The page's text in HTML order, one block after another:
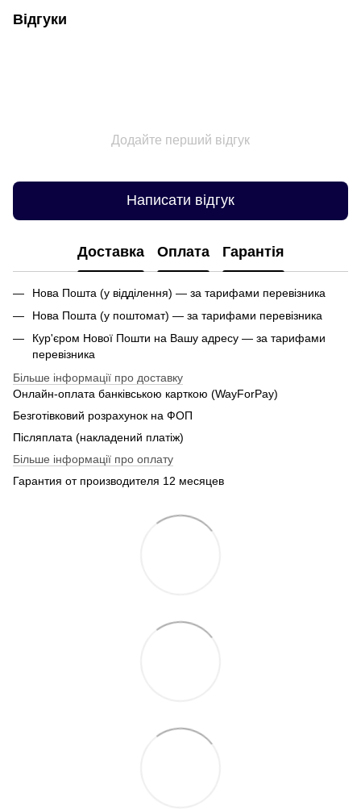
Відгуки
Додайте перший відгук
Написати відгук
Доставка Оплата Гарантія
Нова Пошта (у відділення) — за тарифами перевізника
Нова Пошта (у поштомат) — за тарифами перевізника
Кур'єром Нової Пошти на Вашу адресу — за тарифами
перевізника
Більше інформації про доставку
Онлайн-оплата банківською карткою (WayForPay)
Безготівковий розрахунок на ФОП
Післяплата (накладений платіж)
Більше інформації про оплату
Гарантия от производителя 12 месяцев